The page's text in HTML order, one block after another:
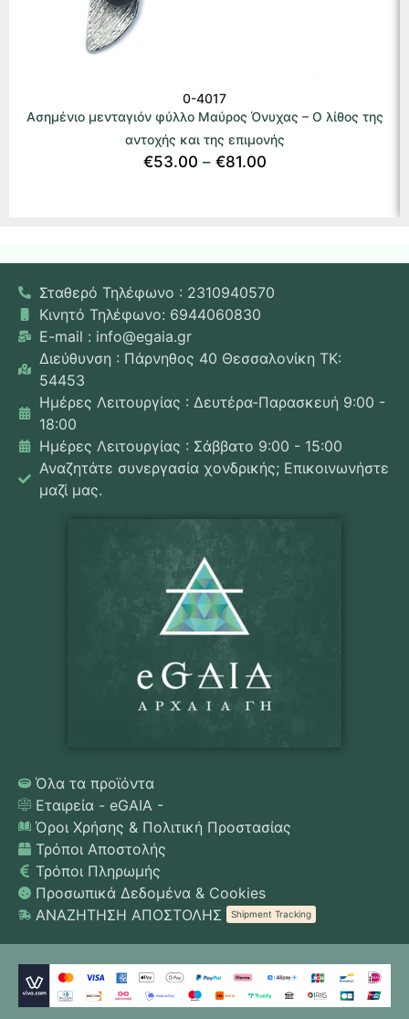
0-4017
Ασημένιο μενταγιόν φύλλο Μαύρος Όνυχας – Ο λίθος της
αντοχής και της επιμονής
€53.00 – €81.00
Σταθερό Τηλέφωνο : 2310940570
Κινητό Τηλέφωνο: 6944060830
E-mail : info@egaia.gr
Διεύθυνση : Πάρνηθος 40 Θεσσαλονίκη ΤΚ:
54453
Ημέρες Λειτουργίας : Δευτέρα-Παρασκευή 9:00 -
18:00
Ημέρες Λειτουργίας : Σάββατο 9:00 - 15:00
Αναζητάτε συνεργασία χονδρικής; Επικοινωνήστε
μαζί μας.
Όλα τα προϊόντα
Εταιρεία - eGAIA -
Όροι Χρήσης & Πολιτική Προστασίας
Τρόποι Αποστολής
Τρόποι Πληρωμής
Προσωπικά Δεδομένα & Cookies
ΑΝΑΖΗΤΗΣΗ ΑΠΟΣΤΟΛΗΣ
Shipment Tracking